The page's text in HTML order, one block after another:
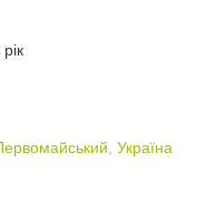
Україна